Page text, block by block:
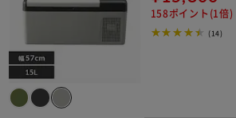
158ポイント(1倍)
(14)